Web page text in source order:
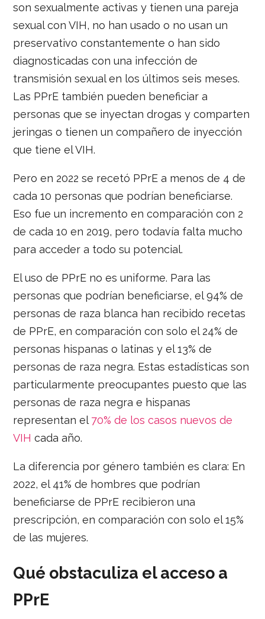
son sexualmente activas y tienen una pareja
sexual con VIH, no han usado o no usan un
preservativo constantemente o han sido
diagnosticadas con una infección de
transmisión sexual en los últimos seis meses.
Las PPrE también pueden beneficiar a
personas que se inyectan drogas y comparten
jeringas o tienen un compañero de inyección
que tiene el VIH.
Pero en 2022 se recetó PPrE a menos de 4 de
cada 10 personas que podrían beneficiarse.
Eso fue un incremento en comparación con 2
de cada 10 en 2019, pero todavía falta mucho
para acceder a todo su potencial.
El uso de PPrE no es uniforme. Para las
personas que podrían beneficiarse, el 94% de
personas de raza blanca han recibido recetas
de PPrE, en comparación con solo el 24% de
personas hispanas o latinas y el 13% de
personas de raza negra. Estas estadísticas son
particularmente preocupantes puesto que las
personas de raza negra e hispanas
representan el 70% de los casos nuevos de
VIH cada año.
La diferencia por género también es clara: En
2022, el 41% de hombres que podrían
beneficiarse de PPrE recibieron una
prescripción, en comparación con solo el 15%
de las mujeres.
Qué obstaculiza el acceso a
PPrE